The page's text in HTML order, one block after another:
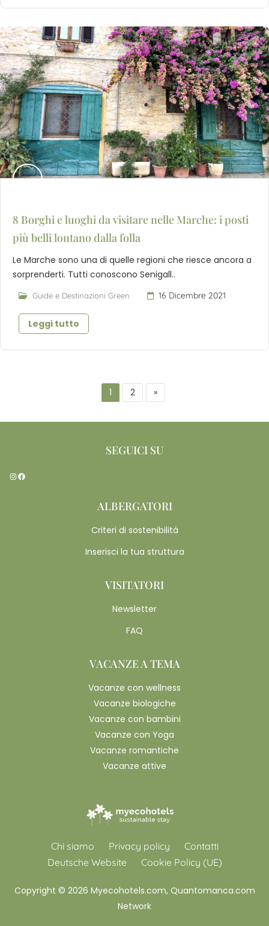
8 Borghi e luoghi da visitare nelle Marche: i posti
più belli lontano dalla folla
Le Marche sono una di quelle regioni che riesce ancora a
sorprenderti. Tutti conoscono Senigall..
Guide e Destinazioni Green 16 Dicembre 2021
Leggi tutto
1 2 »
SEGUICI SU
Instagram
Facebook
ALBERGATORI
Criteri di sostenibilità
Inserisci la tua struttura
VISITATORI
Newsletter
FAQ
VACANZE A TEMA
Vacanze con wellness
Vacanze biologiche
Vacanze con bambini
Vacanze con Yoga
Vacanze romantiche
Vacanze attive
Chi siamo Privacy policy
Contatti
Deutsche Website
Cookie Policy (UE)
Copyright © 2026 Myecohotels.com, Quantomanca.com
Network